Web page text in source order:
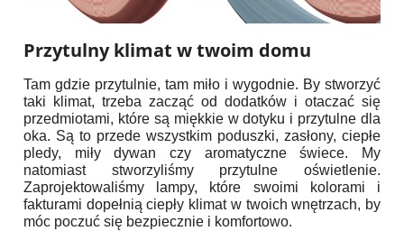
Przytulny klimat w twoim domu
Tam gdzie przytulnie, tam miło i wygodnie. By stworzyć
taki klimat, trzeba zacząć od dodatków i otaczać się
przedmiotami, które są miękkie w dotyku i przytulne dla
oka. Są to przede wszystkim poduszki, zasłony, ciepłe
pledy, miły dywan czy aromatyczne świece. My
natomiast stworzyliśmy przytulne oświetlenie.
Zaprojektowaliśmy lampy, które swoimi kolorami i
fakturami dopełnią ciepły klimat w twoich wnętrzach, by
móc poczuć się bezpiecznie i komfortowo.